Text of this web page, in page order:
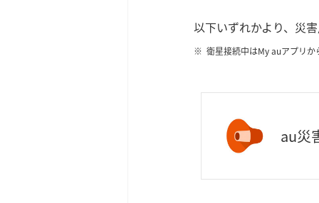
以下いずれかより、災
衛星接続中はMy auアプリ
au災